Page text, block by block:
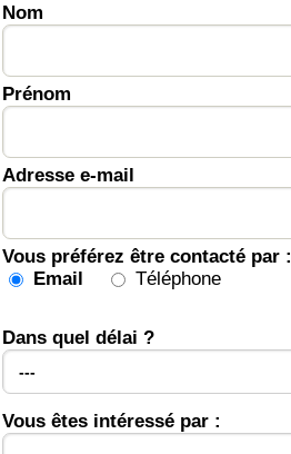
Nom
Prénom
Adresse e-mail
Vous préférez être contacté par :
Email
Téléphone
Dans quel délai ?
Vous êtes intéressé par :